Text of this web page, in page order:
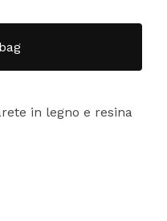
in legno e resina